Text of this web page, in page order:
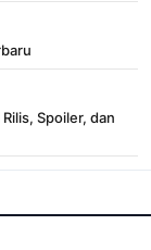
Spoiler, dan